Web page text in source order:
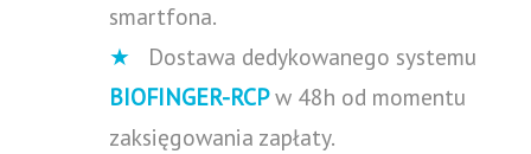
smartfona.
★ Dostawa dedykowanego systemu
BIOFINGER-RCPw 48h od momentu
zaksięgowania zapłaty.